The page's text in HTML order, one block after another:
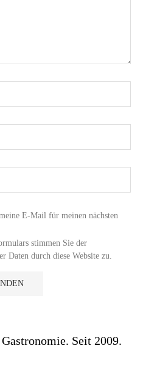
E-Mail für meinen nächsten
stimmen Sie der
Daten durch diese Website zu.
Seit 2009.